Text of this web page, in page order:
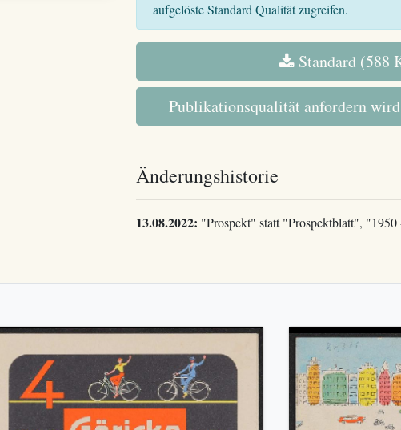
aufgelöste Standard Qualität zugreifen.
Standard (588
Publikationsqualität anfordern
Änderungshistorie
13.08.2022: "Prospekt" statt "Prospektblatt",